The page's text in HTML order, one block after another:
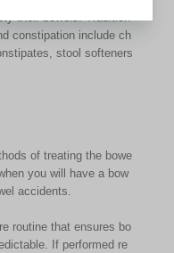
their bowels. Tradition
constipation include ch
stool softeners
of treating the bowe
you will have a bow
accidents.
routine that ensures bo
If performed re